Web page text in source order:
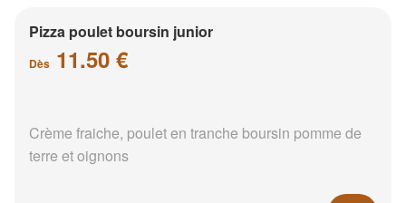
Pizza poulet boursin junior
Dès 11.50 €
Crème fraiche, poulet en tranche boursin pomme de
terre et oignons